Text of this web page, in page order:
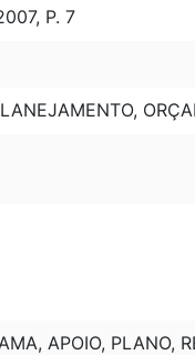
P. 7
APOIO, PLANO,